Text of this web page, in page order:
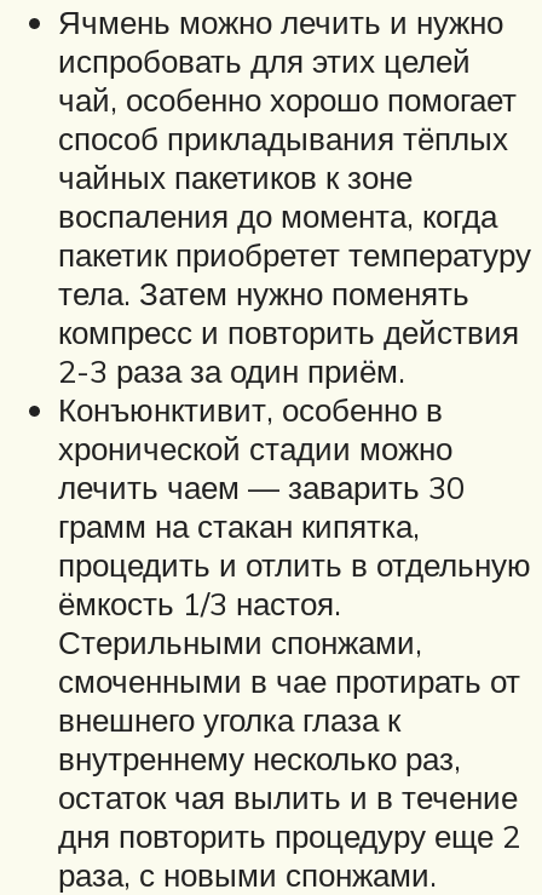
Ячмень можно лечить и нужно
испробовать для этих целей
чай, особенно хорошо помогает
способ прикладывания тёплых
чайных пакетиков к зоне
воспаления до момента, когда
пакетик приобретет температуру
тела. Затем нужно поменять
компресс и повторить действия
2-3 раза за один приём.
Конъюнктивит, особенно в
хронической стадии можно
лечить чаем — заварить 30
грамм на стакан кипятка,
процедить и отлить в отдельную
ёмкость 1/3 настоя.
Стерильными спонжами,
смоченными в чае протирать от
внешнего уголка глаза к
внутреннему несколько раз,
остаток чая вылить и в течение
дня повторить процедуру еще 2
раза, с новыми спонжами.